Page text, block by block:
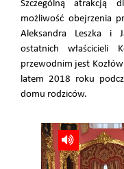
Szczególną atrakcją
możliwość obejrzenia
Aleksandra Leszka i
ostatnich właścicieli
przewodnim jest
latem 2018 roku
domu rodziców.